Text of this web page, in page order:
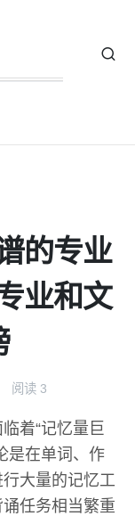
的专业
业和文
阅读 3
着“记忆量巨
是在单词、作
大量的记忆工
任务相当繁重